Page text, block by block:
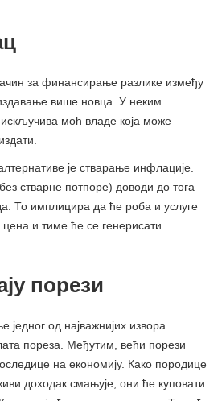
за финансирање разлике између
више новца. У неким
моћ владе која може
је стварање инфлације.
стварне потпоре) доводи до тога
То имплицира да ће роба и услуге
цена и тиме ће се генерисати
порези
једног од најважнијих извора
пореза. Међутим, већи порези
на економију. Како породице
доходак смањује, они ће куповати